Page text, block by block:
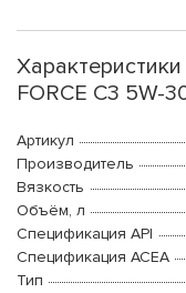
FORCE C3 5W-
Артикул
Производитель
Вязкость
Объём, л
Спецификация API
Спецификация ACEA
Тип